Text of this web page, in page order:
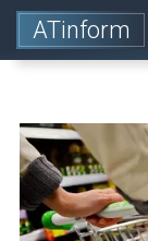
ATinform